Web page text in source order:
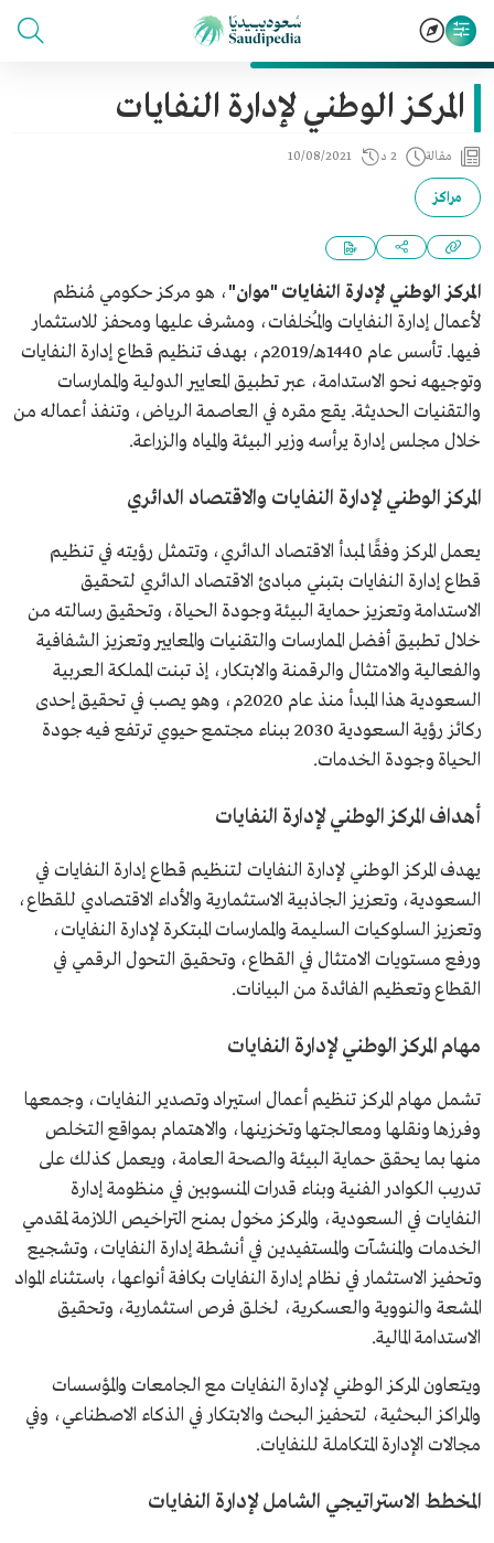
المركز الوطني لإدارة النفايات
مقالة 2 د 10/08/2021
مراكز
المركز الوطني لإدارة النفايات "موان"، هو مركز حكومي مُنظم
لأعمال إدارة النفايات والمُخلفات، ومشرف عليها ومحفز للاستثمار
فيها. تأسس عام 1440هـ/2019م، بهدف تنظيم قطاع إدارة النفايات
وتوجيهه نحو الاستدامة، عبر تطبيق المعايير الدولية والممارسات
والتقنيات الحديثة. يقع مقره في العاصمة الرياض، وتنفذ أعماله من
خلال مجلس إدارة يرأسه وزير البيئة والمياه والزراعة.
المركز الوطني لإدارة النفايات والاقتصاد الدائري
يعمل المركز وفقًا لمبدأ الاقتصاد الدائري، وتتمثل رؤيته في تنظيم
قطاع إدارة النفايات بتبني مبادئ الاقتصاد الدائري لتحقيق
الاستدامة وتعزيز حماية البيئة وجودة الحياة، وتحقيق رسالته من
خلال تطبيق أفضل الممارسات والتقنيات والمعايير وتعزيز الشفافية
والفعالية والامتثال والرقمنة والابتكار، إذ تبنت المملكة العربية
السعودية هذا المبدأ منذ عام 2020م، وهو يصب في تحقيق إحدى
ركائز رؤية السعودية 2030 ببناء مجتمع حيوي ترتفع فيه جودة
الحياة وجودة الخدمات.
أهداف المركز الوطني لإدارة النفايات
يهدف المركز الوطني لإدارة النفايات لتنظيم قطاع إدارة النفايات في
السعودية، وتعزيز الجاذبية الاستثمارية والأداء الاقتصادي للقطاع،
وتعزيز السلوكيات السليمة والممارسات المبتكرة لإدارة النفايات،
ورفع مستويات الامتثال في القطاع، وتحقيق التحول الرقمي في
القطاع وتعظيم الفائدة من البيانات.
مهام المركز الوطني لإدارة النفايات
تشمل مهام المركز تنظيم أعمال استيراد وتصدير النفايات، وجمعها
وفرزها ونقلها ومعالجتها وتخزينها، والاهتمام بمواقع التخلص
منها بما يحقق حماية البيئة والصحة العامة، ويعمل كذلك على
تدريب الكوادر الفنية وبناء قدرات المنسوبين في منظومة إدارة
النفايات في السعودية، والمركز مخول بمنح التراخيص اللازمة لمقدمي
الخدمات والمنشآت والمستفيدين في أنشطة إدارة النفايات، وتشجيع
وتحفيز الاستثمار في نظام إدارة النفايات بكافة أنواعها، باستثناء المواد
المشعة والنووية والعسكرية، لخلق فرص استثمارية، وتحقيق
الاستدامة المالية.
ويتعاون المركز الوطني لإدارة النفايات مع الجامعات والمؤسسات
والمراكز البحثية، لتحفيز البحث والابتكار في الذكاء الاصطناعي، وفي
مجالات الإدارة المتكاملة للنفايات.
المخطط الاستراتيجي الشامل لإدارة النفايات